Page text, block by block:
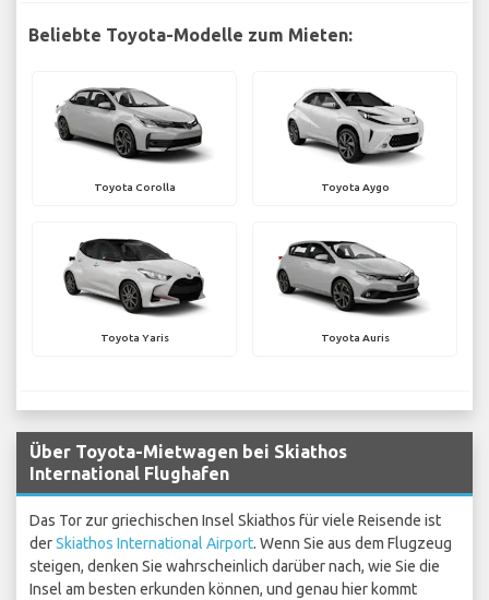
Beliebte Toyota-Modelle zum Mieten:
Toyota Corolla Toyota Aygo
Toyota Yaris Toyota Auris
Über Toyota-Mietwagen bei Skiathos
International Flughafen
Das Tor zur griechischen Insel Skiathos für viele Reisende ist
derSkiathos International Airport. Wenn Sie aus dem Flugzeug
steigen, denken Sie wahrscheinlich darüber nach, wie Sie die
Insel am besten erkunden können, und genau hier kommt